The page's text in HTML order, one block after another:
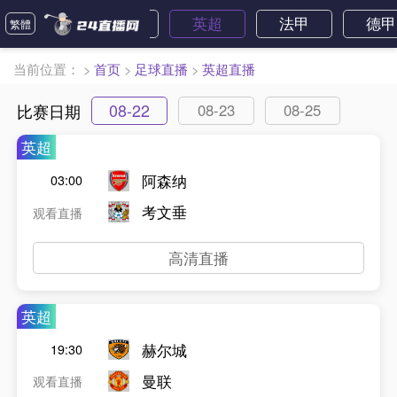
繁體
巴西甲 西甲 英超 法甲 德甲
当前位置： > 首页 > 足球直播 > 英超直播
比赛日期 08-22 08-23
08-25
英超
03:00
观看直播
阿森纳
考文垂
高清直播
英超
19:30
观看直播
赫尔城
曼联